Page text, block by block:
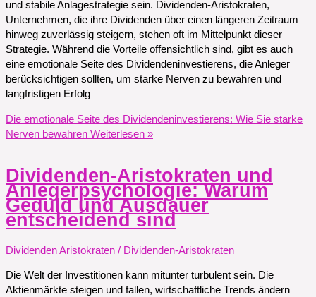
und stabile Anlagestrategie sein. Dividenden-Aristokraten,
Unternehmen, die ihre Dividenden über einen längeren Zeitraum
hinweg zuverlässig steigern, stehen oft im Mittelpunkt dieser
Strategie. Während die Vorteile offensichtlich sind, gibt es auch
eine emotionale Seite des Dividendeninvestierens, die Anleger
berücksichtigen sollten, um starke Nerven zu bewahren und
langfristigen Erfolg
Die emotionale Seite des Dividendeninvestierens: Wie Sie starke
Nerven bewahren Weiterlesen »
Dividenden-Aristokraten und
Anlegerpsychologie: Warum
Geduld und Ausdauer
entscheidend sind
Dividenden Aristokraten / Dividenden-Aristokraten
Die Welt der Investitionen kann mitunter turbulent sein. Die
Aktienmärkte steigen und fallen, wirtschaftliche Trends ändern